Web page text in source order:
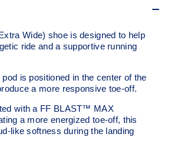
Wide) shoe is designed to help
ride and a supportive running
is positioned in the center of the
a more responsive toe-off.
with a FF BLAST™ MAX
a more energized toe-off, this
like softness during the landing